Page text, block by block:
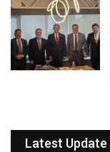
Latest Update